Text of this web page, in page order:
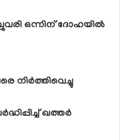
ഒന്നിന് ദോഹയില്‍
നിര്‍ത്തിവെച്ചു
ഖത്തര്‍